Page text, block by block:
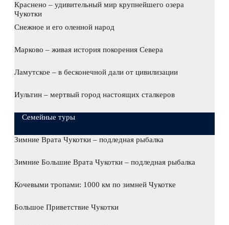
Краснено – удивительный мир крупнейшего озера
Чукотки
Снежное и его оленной народ
Марково – живая история покорения Севера
Ламутское – в бесконечной дали от цивилизации
Иультин – мертвый город настоящих сталкеров
Семейные туры
Зимние Врата Чукотки – подледная рыбалка
Зимние Большие Врата Чукотки – подледная рыбалка
Кочевыми тропами: 1000 км по зимней Чукотке
Большое Приветствие Чукотки